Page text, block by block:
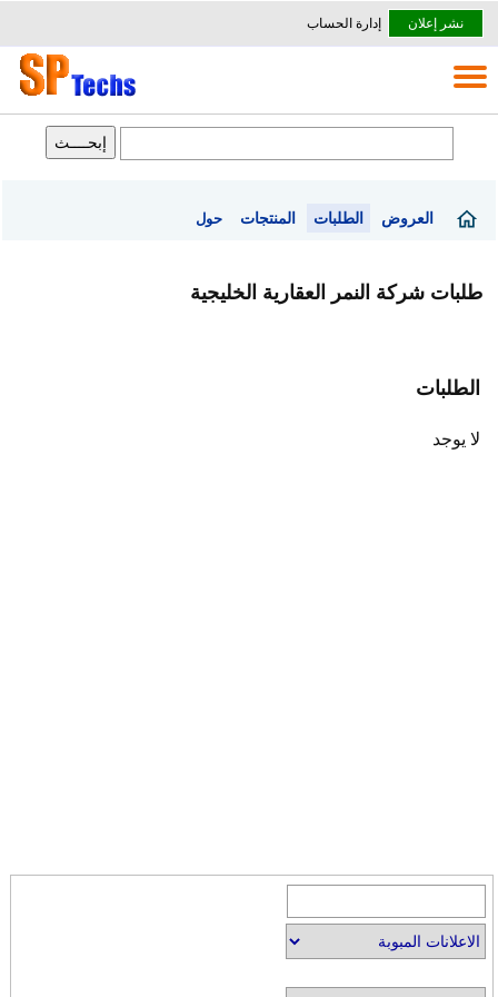
نشر إعلان إدارة الحساب
العروض الطلبات المنتجات حول
طلبات شركة النمر العقارية الخليجية
الطلبات
لا يوجد